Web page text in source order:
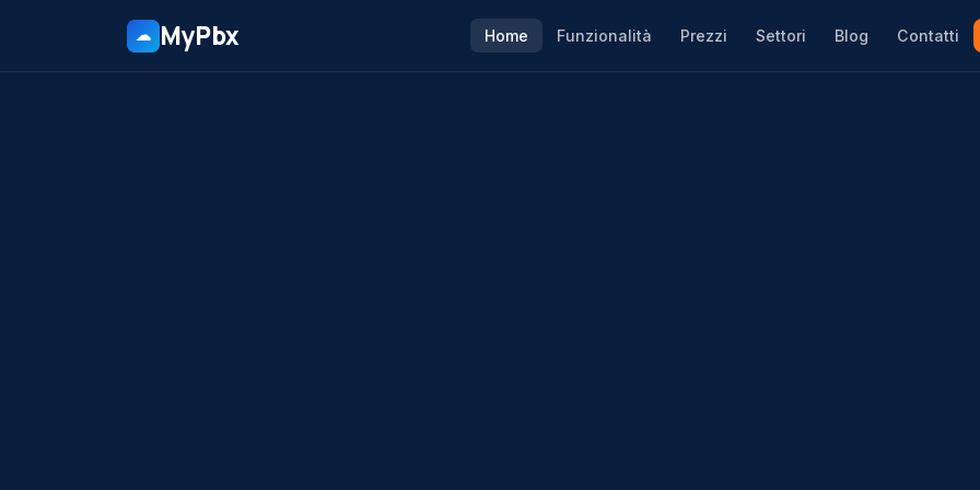
☁ MyPbx Home Funzionalità Prezzi Settori Blog Contatti